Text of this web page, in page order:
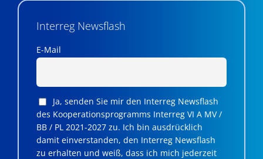
Interreg Newsflash
E-Mail
Ja, senden Sie mir den Interreg Newsflash
des Kooperationsprogramms Interreg VI A MV /
BB / PL 2021-2027 zu. Ich bin ausdrücklich
damit einverstanden, den Interreg Newsflash
zu erhalten und weiß, dass ich mich jederzeit